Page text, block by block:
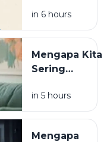
bagi
Kesehatan
in 6 hours
Mengapa Kita
Sering
Ini Penjelasan
dari Sisi
in 5 hours
Mengapa